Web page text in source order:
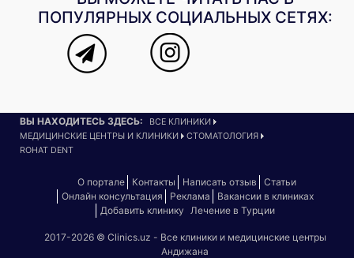
ПОПУЛЯРНЫХ СОЦИАЛЬНЫХ СЕТЯХ:
ВЫ НАХОДИТЕСЬ ЗДЕСЬ:
ВСЕ КЛИНИКИ
МЕДИЦИНСКИЕ ЦЕНТРЫ И КЛИНИКИ
СТОМАТОЛОГИЯ
ROHAT DENT
О портале Контакты Написать отзыв
Статьи
Онлайн консультация
Реклама
Вакансии в клиниках
Добавить клинику
Лечение в Турции
2017-2026 © Clinics.uz - Все клиники и медицинские центры
Андижана